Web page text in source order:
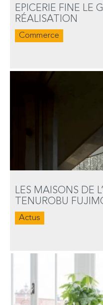
ÉPICERIE FINE LE
RÉALISATION
Commerce
LES MAISONS DE
TENUROBU
Actus